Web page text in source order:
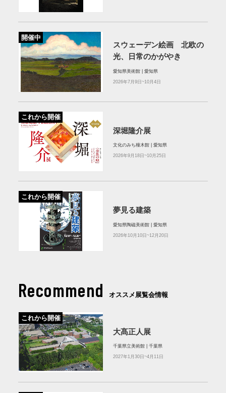
開催中
スウェーデン絵画 北欧の
光、日常のかがやき
愛知県美術館 | 愛知県
2026年7月9日~10月4日
これから開催
深堀隆介展
文化のみち橦木館 | 愛知県
2026年9月18日~10月25日
これから開催
夢見る建築
愛知県陶磁美術館 | 愛知県
2026年10月10日~12月20日
Recommend オススメ展覧会情報
これから開催
大髙正人展
千葉県立美術館 | 千葉県
2027年1月30日~4月11日